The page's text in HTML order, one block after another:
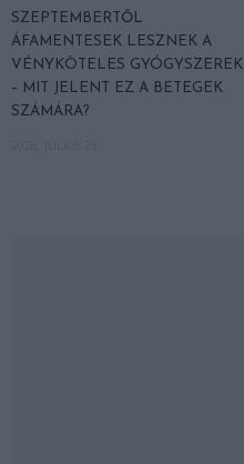
SZEPTEMBERTŐL
ÁFAMENTESEK LESZNEK A
VÉNYKÖTELES GYÓGYSZEREK
– MIT JELENT EZ A BETEGEK
SZÁMÁRA?